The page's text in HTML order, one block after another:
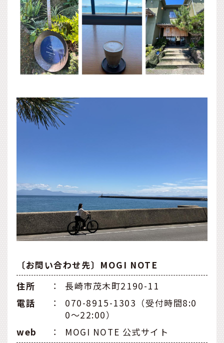
〔お問い合わせ先〕MOGI NOTE
住所
：
長崎市茂木町2190-11
電話
：
070-8915-1303（受付時間8:0
0〜22:00）
web
： MOGI NOTE 公式サイト